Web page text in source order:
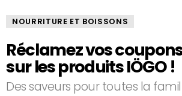
NOURRITURE ET BOISSONS
Réclamez vos
sur les produits IÖGO !
Des saveurs pour toutes la